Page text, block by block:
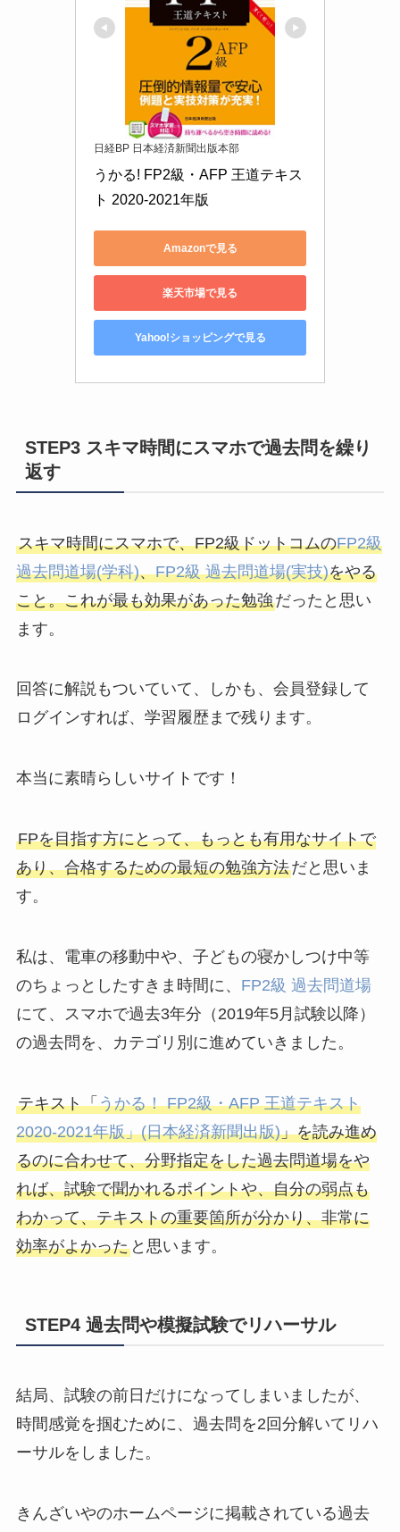
日経BP 日本経済新聞出版本部
うかる! FP2級・AFP 王道テキス
ト 2020-2021年版
Amazonで見る
楽天市場で見る
Yahoo!ショッピングで見る
STEP3 スキマ時間にスマホで過去問を繰り
返す
スキマ時間にスマホで、FP2級ドットコムのFP2級
過去問道場(学科)、FP2級 過去問道場(実技)をやる
こと。これが最も効果があった勉強だったと思い
ます。
回答に解説もついていて、しかも、会員登録して
ログインすれば、学習履歴まで残ります。
本当に素晴らしいサイトです！
FPを目指す方にとって、もっとも有用なサイトで
あり、合格するための最短の勉強方法だと思いま
す。
私は、電車の移動中や、子どもの寝かしつけ中等
のちょっとしたすきま時間に、 FP2級 過去問道場
にて、スマホで過去3年分（2019年5月試験以降）
の過去問を、カテゴリ別に進めていきました。
テキスト「うかる！ FP2級・AFP 王道テキスト
2020-2021年版」(日本経済新聞出版)」を読み進め
るのに合わせて、分野指定をした過去問道場をや
れば、試験で聞かれるポイントや、自分の弱点も
わかって、テキストの重要箇所が分かり、非常に
効率がよかったと思います。
STEP4 過去問や模擬試験でリハーサル
結局、試験の前日だけになってしまいましたが、
時間感覚を掴むために、過去問を2回分解いてリハ
ーサルをしました。
きんざいやのホームページに掲載されている過去